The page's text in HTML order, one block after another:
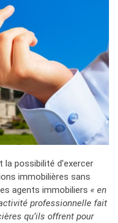
possibilité d’exercer
immobilières sans
agents immobiliers « en
professionnelle fait
qu’ils offrent pour